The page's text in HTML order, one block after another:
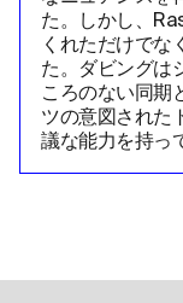
た。しかし、
くれただけでな
た。ダビングは
ころのない同期
ツの意図された
議な能力を持っ